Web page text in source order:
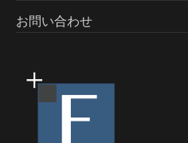
お問い合わせ